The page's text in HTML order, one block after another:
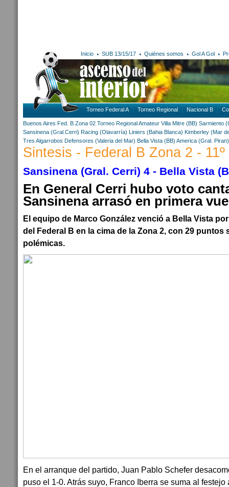
Inicio SUB 13/15/17 Quiénes somos Gol A Gol
Torneo Federal A Torneo Regional Nacional B
Buenos Aires Fed. B Zona 02 Torneo Regional Amateur Villa Mitre (BB) Sarmiento
Sansinena (Gral.Cerri) Racing (Olavarría) Liniers (Bahia Blanca) Kimberley (Mar
Tres Algarrobos Defensores (Valeria del Mar) Bella Vista (BB) America (Gral. Piran)
Sintesis - Federal B Zona 2 -
Sansinena (Gral. Cerri) 4 - Bella Vista
En General Cerri hubo voto
Sansinena arrasó en primera
El equipo de Marco González venció a Bella Vista
del Federal B en la cima de la Zona 2, con 29 puntos
polémicas.
En el arranque del partido, Juan Pablo Schefer
puso el 1-0. Atrás suyo, Franco Iberra se suma al festejo